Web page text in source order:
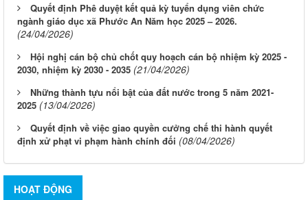
Quyết định Phê duyệt kết quả kỳ tuyển dụng viên chức
ngành giáo dục xã Phước An Năm học 2025 – 2026.
(24/04/2026)
Hội nghị cán bộ chủ chốt quy hoạch cán bộ nhiệm kỳ 2025 -
2030, nhiệm kỳ 2030 - 2035 (21/04/2026)
Những thành tựu nổi bật của đất nước trong 5 năm 2021-
2025 (13/04/2026)
Quyết định về việc giao quyền cưởng chế thi hành quyết
định xử phạt vi phạm hành chính đối (08/04/2026)
HOẠT ĐỘNG